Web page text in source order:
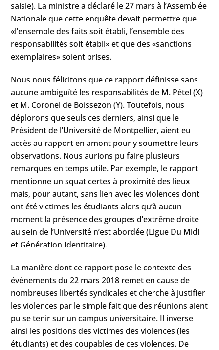
saisie). La ministre a déclaré le 27 mars à l’Assemblée
Nationale que cette enquête devait permettre que
«l’ensemble des faits soit établi, l’ensemble des
responsabilités soit établi» et que des «sanctions
exemplaires» soient prises.
Nous nous félicitons que ce rapport définisse sans
aucune ambiguïté les responsabilités de M. Pétel (X)
et M. Coronel de Boissezon (Y). Toutefois, nous
déplorons que seuls ces derniers, ainsi que le
Président de l’Université de Montpellier, aient eu
accès au rapport en amont pour y soumettre leurs
observations. Nous aurions pu faire plusieurs
remarques en temps utile. Par exemple, le rapport
mentionne un squat certes à proximité des lieux
mais, pour autant, sans lien avec les violences dont
ont été victimes les étudiants alors qu’à aucun
moment la présence des groupes d’extrême droite
au sein de l’Université n’est abordée (Ligue Du Midi
et Génération Identitaire).
La manière dont ce rapport pose le contexte des
événements du 22 mars 2018 remet en cause de
nombreuses libertés syndicales et cherche à justifier
les violences par le simple fait que des réunions aient
pu se tenir sur un campus universitaire. Il inverse
ainsi les positions des victimes des violences (les
étudiants) et des coupables de ces violences. De